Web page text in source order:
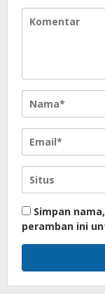
Simpan
peramban ini